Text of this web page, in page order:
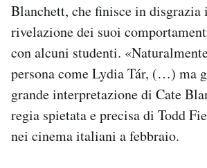
Blanchett, che finisce in disgrazia
rivelazione dei suoi
con alcuni studenti.
persona come Lydia Tár, (…) ma
grande interpretazione di Cate
regia spietata e precisa di Todd
nei cinema italiani a febbraio.